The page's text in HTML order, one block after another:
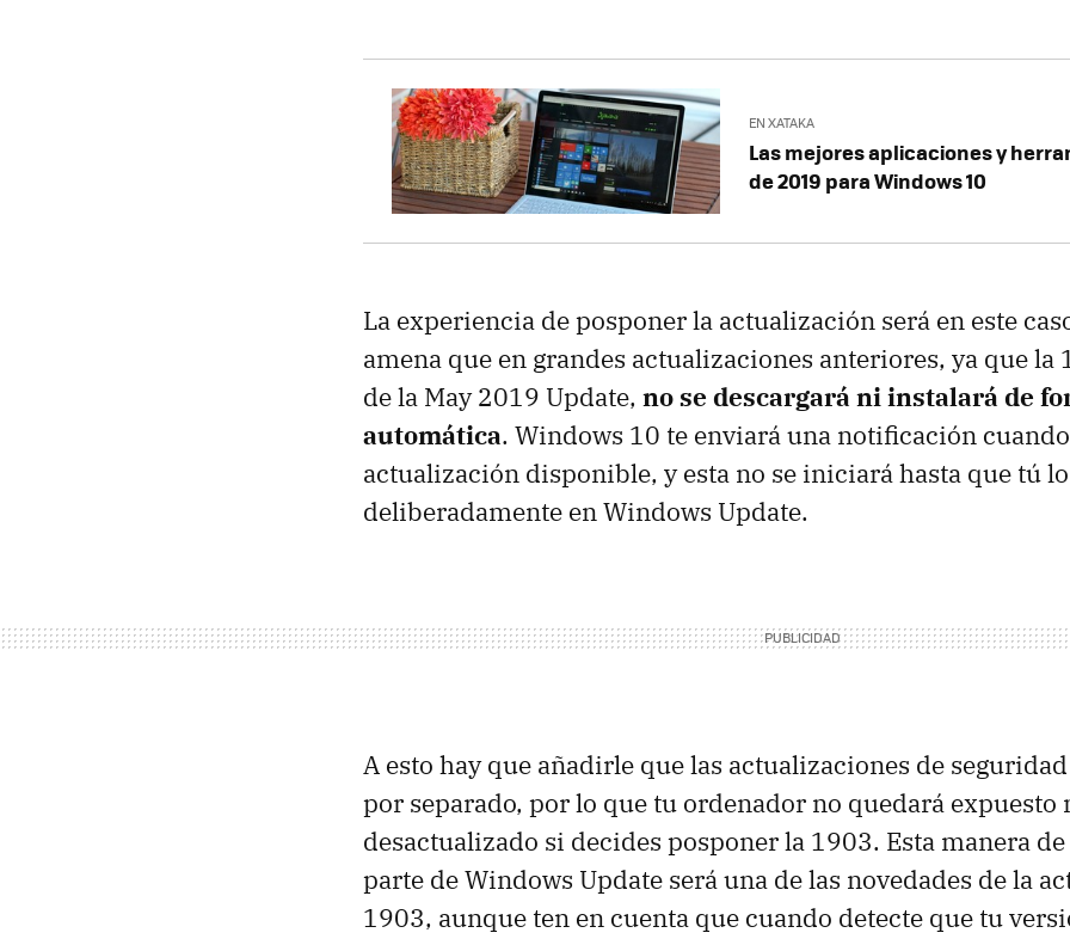
EN XATAKA
Las mejores aplicaciones y
de 2019 para Windows 10
La experiencia de posponer la actualización será en este
amena que en grandes actualizaciones anteriores, ya que la
de la May 2019 Update, no se descargará ni instalará de
automática. Windows 10 te enviará una notificación
actualización disponible, y esta no se iniciará hasta que tú
deliberadamente en Windows Update.
A esto hay que añadirle que las actualizaciones de
por separado, por lo que tu ordenador no quedará expuesto
desactualizado si decides posponer la 1903. Esta manera
parte de Windows Update será una de las novedades de la
1903, aunque ten en cuenta que cuando detecte que tu